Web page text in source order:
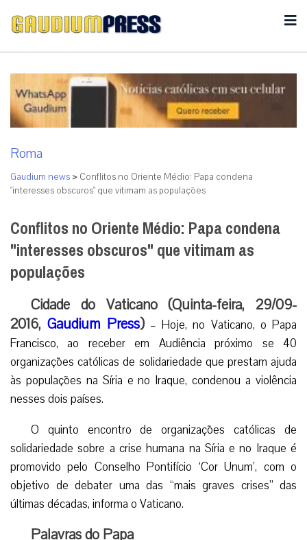
Roma
Gaudium news > Conflitos no Oriente Médio: Papa condena
"interesses obscuros" que vitimam as populações
Conflitos no Oriente Médio: Papa condena
"interesses obscuros" que vitimam as
populações
Cidade do Vaticano (Quinta-feira, 29/09-
2016, Gaudium Press)– Hoje, no Vaticano, o Papa
Francisco, ao receber em Audiência próximo se 40
organizações católicas de solidariedade que prestam ajuda
às populações na Síria e no Iraque, condenou a violência
nesses dois países.
O quinto encontro de organizações católicas de
solidariedade sobre a crise humana na Síria e no Iraque é
promovido pelo Conselho Pontifício ‘Cor Unum’, com o
objetivo de debater uma das “mais graves crises” das
últimas décadas, informa o Vaticano.
Palavras do Papa